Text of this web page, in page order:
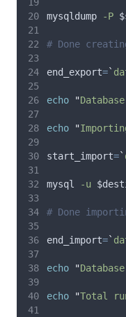
mysqldump -P
# Done
end_export=`
echo "
echo "
start_import=`
mysql -u
# Done
end_import=`
echo "
echo "Total